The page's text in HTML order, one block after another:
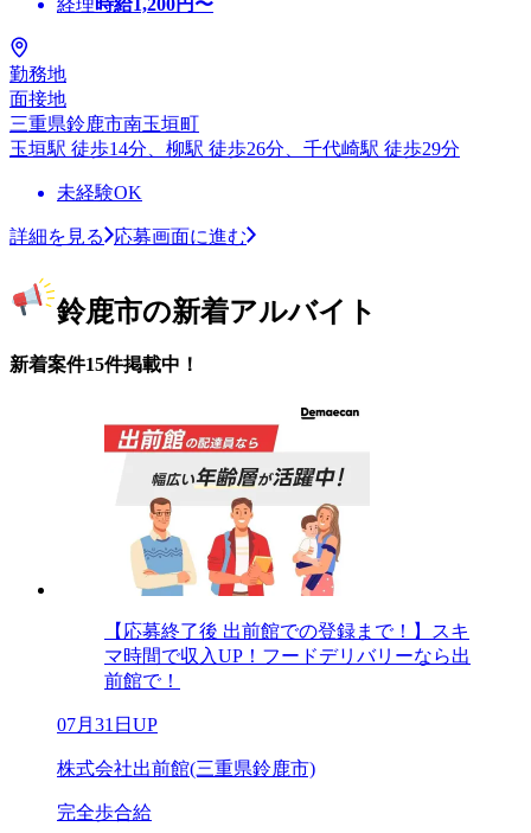
勤務地
面接地
三重県鈴鹿市南玉垣町
玉垣駅 徒歩14分、柳駅 徒歩26分、千代崎駅 徒歩29分
未経験OK
詳細を見る 応募画面に進む
鈴鹿市の新着アルバイト
新着案件15件掲載中！
【応募終了後 出前館での登録まで！】スキ
マ時間で収入UP！フードデリバリーなら出
前館で！
07月31日UP
株式会社出前館(三重県鈴鹿市)
完全歩合給